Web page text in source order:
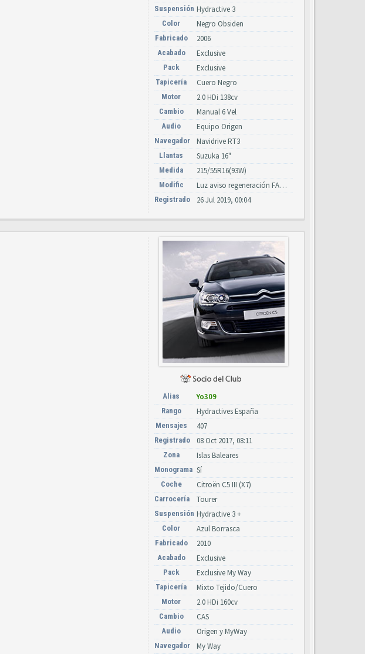
Suspensión Hydractive 3
Color Negro Obsiden
Fabricado 2006
Acabado Exclusive
Pack Exclusive
Tapicería Cuero Negro
Motor 2.0 HDi 138cv
Cambio Manual 6 Vel
Audio Equipo Origen
Navegador Navidrive RT3
Llantas Suzuka 16"
Medida 215/55R16(93W)
Modific Luz aviso regeneración FAB, asiento cuero Negro, cámar estacionamiento
Registrado 26 Jul 2019, 00:04
Alias Yo309
Rango Hydractives España
Mensajes 407
Registrado 08 Oct 2017, 08:11
Zona Islas Baleares
Monograma Sí
Coche Citroën C5 III (X7)
Carrocería Tourer
Suspensión Hydractive 3 +
Color Azul Borrasca
Fabricado 2010
Acabado Exclusive
Pack Exclusive My Way
Tapicería Mixto Tejido/Cuero
Motor 2.0 HDi 160cv
Cambio CAS
Audio Origen y MyWay
Navegador My Way